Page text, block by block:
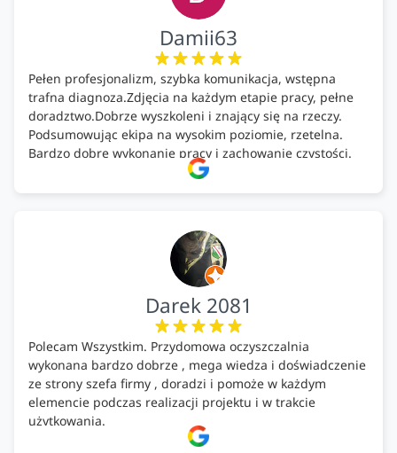
Damii63
Pełen profesjonalizm, szybka komunikacja, wstępna
trafna diagnoza.Zdjęcia na każdym etapie pracy, pełne
doradztwo.Dobrze wyszkoleni i znający się na rzeczy.
Podsumowując ekipa na wysokim poziomie, rzetelna.
Bardzo dobre wykonanie pracy i zachowanie czystości.
Darek 2081
Polecam Wszystkim. Przydomowa oczyszczalnia
wykonana bardzo dobrze , mega wiedza i doświadczenie
ze strony szefa firmy , doradzi i pomoże w każdym
elemencie podczas realizacji projektu i w trakcie
użytkowania.
Firma godna zaufania. Tak trzymać!